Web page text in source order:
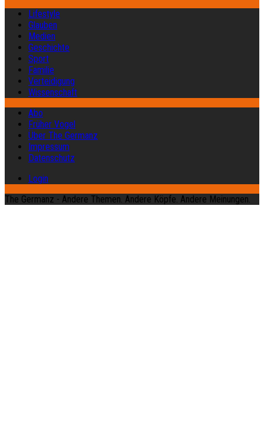
Lifestyle
Glauben
Medien
Geschichte
Sport
Familie
Verteidigung
Wissenschaft
Abo
Früher Vogel
Über The Germanz
Impressum
Datenschutz
Login
The Germanz - Andere Themen. Andere Köpfe. Andere Meinungen.